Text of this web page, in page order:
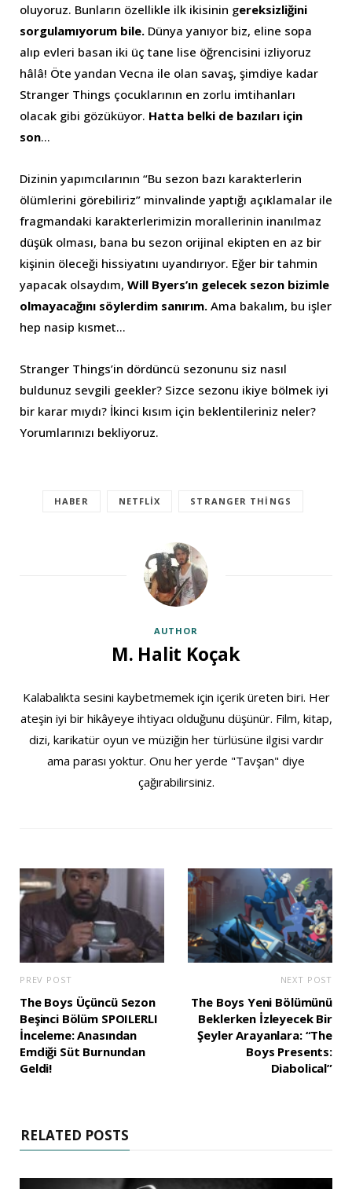
oluyoruz. Bunların özellikle ilk ikisinin gereksizliğini
sorgulamıyorum bile. Dünya yanıyor biz, eline sopa
alıp evleri basan iki üç tane lise öğrencisini izliyoruz
hâlâ! Öte yandan Vecna ile olan savaş, şimdiye kadar
Stranger Things çocuklarının en zorlu imtihanları
olacak gibi gözüküyor. Hatta belki de bazıları için
son…
Dizinin yapımcılarının “Bu sezon bazı karakterlerin
ölümlerini görebiliriz” minvalinde yaptığı açıklamalar ile
fragmandaki karakterlerimizin morallerinin inanılmaz
düşük olması, bana bu sezon orijinal ekipten en az bir
kişinin öleceği hissiyatını uyandırıyor. Eğer bir tahmin
yapacak olsaydım, Will Byers’ın gelecek sezon bizimle
olmayacağını söylerdim sanırım. Ama bakalım, bu işler
hep nasip kısmet…
Stranger Things’in dördüncü sezonunu siz nasıl
buldunuz sevgili geekler? Sizce sezonu ikiye bölmek iyi
bir karar mıydı? İkinci kısım için beklentileriniz neler?
Yorumlarınızı bekliyoruz.
HABER NETFLIX STRANGER THINGS
AUTHOR
M. Halit Koçak
Kalabalıkta sesini kaybetmemek için içerik üreten biri. Her
ateşin iyi bir hikâyeye ihtiyacı olduğunu düşünür. Film, kitap,
dizi, karikatür oyun ve müziğin her türlüsüne ilgisi vardır
ama parası yoktur. Onu her yerde "Tavşan" diye
çağırabilirsiniz.
PREV POST
The Boys Üçüncü Sezon
Beşinci Bölüm SPOILERLI
İnceleme: Anasından
Emdiği Süt Burnundan
Geldi!
NEXT POST
The Boys Yeni Bölümünü
Beklerken İzleyecek Bir
Şeyler Arayanlara: “The
Boys Presents:
Diabolical”
RELATED POSTS